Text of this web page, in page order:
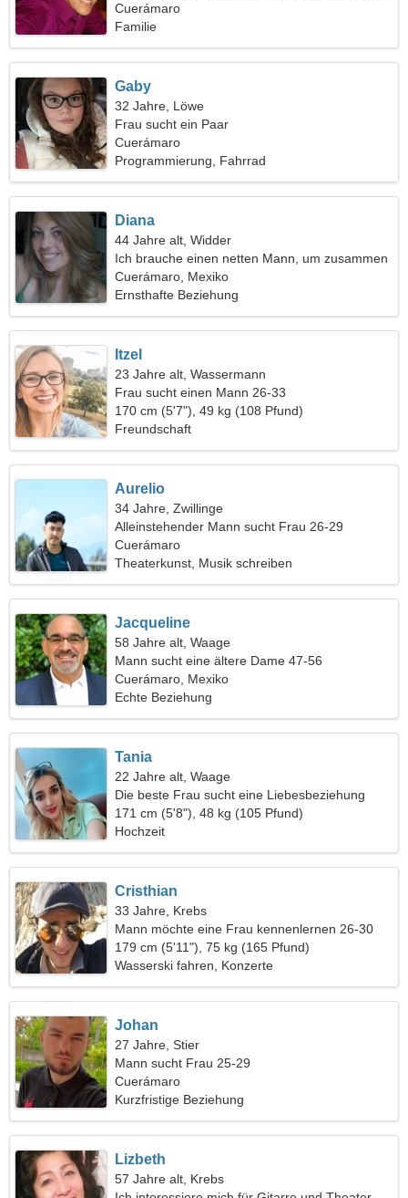
verführerischen Frau
Cuerámaro
Familie
Gaby
32 Jahre, Löwe
Frau sucht ein Paar
Cuerámaro
Programmierung, Fahrrad
Diana
44 Jahre alt, Widder
Ich brauche einen netten Mann, um zusammen
zu tanzen
Cuerámaro, Mexiko
Ernsthafte Beziehung
Itzel
23 Jahre alt, Wassermann
Frau sucht einen Mann 26-33
170 cm (5'7"), 49 kg (108 Pfund)
Freundschaft
Aurelio
34 Jahre, Zwillinge
Alleinstehender Mann sucht Frau 26-29
Cuerámaro
Theaterkunst, Musik schreiben
Jacqueline
58 Jahre alt, Waage
Mann sucht eine ältere Dame 47-56
Cuerámaro, Mexiko
Echte Beziehung
Tania
22 Jahre alt, Waage
Die beste Frau sucht eine Liebesbeziehung
171 cm (5'8"), 48 kg (105 Pfund)
Hochzeit
Cristhian
33 Jahre, Krebs
Mann möchte eine Frau kennenlernen 26-30
179 cm (5'11"), 75 kg (165 Pfund)
Wasserski fahren, Konzerte
Johan
27 Jahre, Stier
Mann sucht Frau 25-29
Cuerámaro
Kurzfristige Beziehung
Lizbeth
57 Jahre alt, Krebs